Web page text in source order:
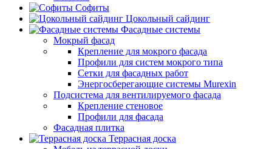
Софиты
Цокольный сайдинг
Фасадные системы
Мокрый фасад
Крепление для мокрого фасада
Профили для систем мокрого типа
Сетки для фасадных работ
Энергосберегающие системы Murexin
Подсистема для вентилируемого фасада
Крепление стеновое
Профили для фасада
Фасадная плитка
Террасная доска